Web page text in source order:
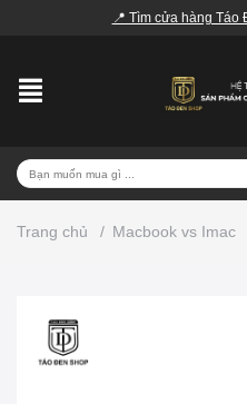
📍 Tìm cửa hàng Táo
Trang chủ / Macbook vs Imac